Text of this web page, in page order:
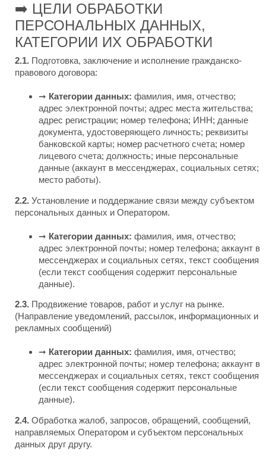
➡️ ЦЕЛИ ОБРАБОТКИ
ПЕРСОНАЛЬНЫХ ДАННЫХ,
КАТЕГОРИИ ИХ ОБРАБОТКИ
2.1. Подготовка, заключение и исполнение гражданско-
правового договора:
➞ Категории данных: фамилия, имя, отчество;
адрес электронной почты; адрес места жительства;
адрес регистрации; номер телефона; ИНН; данные
документа, удостоверяющего личность; реквизиты
банковской карты; номер расчетного счета; номер
лицевого счета; должность; иные персональные
данные (аккаунт в мессенджерах, социальных сетях;
место работы).
2.2. Установление и поддержание связи между субъектом
персональных данных и Оператором.
➞ Категории данных: фамилия, имя, отчество;
адрес электронной почты; номер телефона; аккаунт в
мессенджерах и социальных сетях, текст сообщения
(если текст сообщения содержит персональные
данные).
2.3. Продвижение товаров, работ и услуг на рынке.
(Направление уведомлений, рассылок, информационных и
рекламных сообщений)
➞ Категории данных: фамилия, имя, отчество;
адрес электронной почты; номер телефона; аккаунт в
мессенджерах и социальных сетях, текст сообщения
(если текст сообщения содержит персональные
данные).
2.4. Обработка жалоб, запросов, обращений, сообщений,
направляемых Оператором и субъектом персональных
данных друг другу.